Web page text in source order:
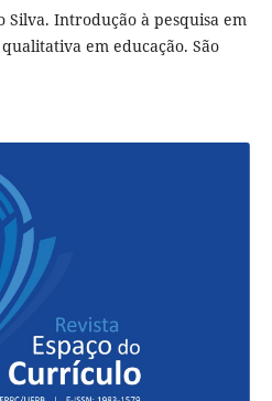
Silva. Introdução à pesquisa em
em educação. São